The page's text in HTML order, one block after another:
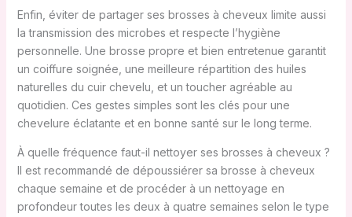
Enfin, éviter de partager ses brosses à cheveux limite aussi
la transmission des microbes et respecte l’hygiène
personnelle. Une brosse propre et bien entretenue garantit
un coiffure soignée, une meilleure répartition des huiles
naturelles du cuir chevelu, et un toucher agréable au
quotidien. Ces gestes simples sont les clés pour une
chevelure éclatante et en bonne santé sur le long terme.
À quelle fréquence faut-il nettoyer ses brosses à cheveux ?
Il est recommandé de dépoussiérer sa brosse à cheveux
chaque semaine et de procéder à un nettoyage en
profondeur toutes les deux à quatre semaines selon le type